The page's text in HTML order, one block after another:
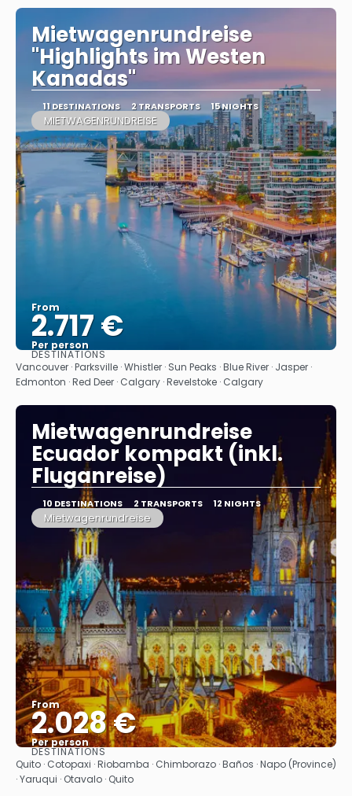
Mietwagenrundreise
"Highlights im Westen
Kanadas"
11 DESTINATIONS 2 TRANSPORTS 15 NIGHTS
MIETWAGENRUNDREISE
From
2.717 €
Per person
See
DESTINATIONS
Vancouver · Parksville · Whistler · Sun Peaks · Blue River · Jasper ·
Edmonton · Red Deer · Calgary · Revelstoke · Calgary
Mietwagenrundreise
Ecuador kompakt (inkl.
Fluganreise)
10 DESTINATIONS 2 TRANSPORTS 12 NIGHTS
Mietwagenrundreise
From
2.028 €
Per person
See
DESTINATIONS
Quito · Cotopaxi · Riobamba · Chimborazo · Baños · Napo (Province)
· Yaruqui · Otavalo · Quito